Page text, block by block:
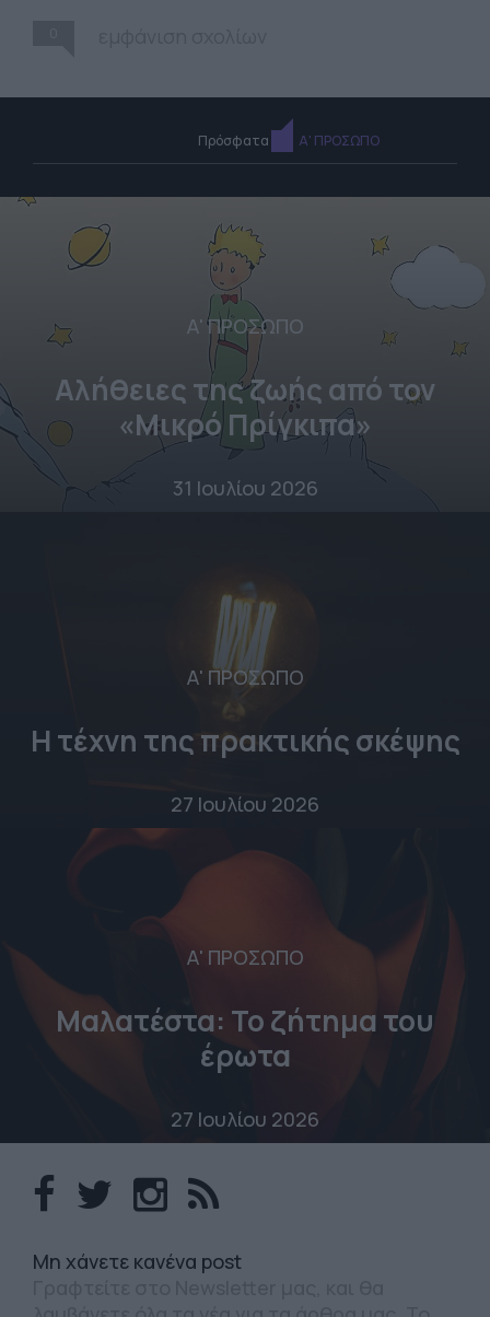
Πρόσφατα Α' ΠΡΟΣΩΠΟ
Α' ΠΡΟΣΩΠΟ
Αλήθειες της ζωής από τον
«Μικρό Πρίγκιπα»
31 Ιουλίου 2026
Α' ΠΡΟΣΩΠΟ
Η τέχνη της πρακτικής σκέψης
27 Ιουλίου 2026
Α' ΠΡΟΣΩΠΟ
Μαλατέστα: Το ζήτημα του
έρωτα
27 Ιουλίου 2026
Mη χάνετε κανένα post